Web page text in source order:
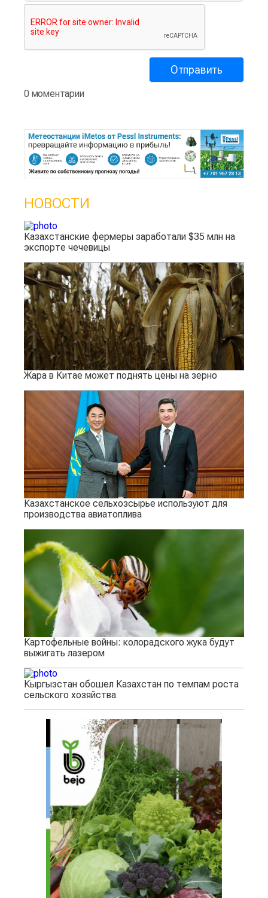
0 моментарии
НОВОСТИ
Казахстанские фермеры заработали $35 млн на
экспорте чечевицы
Жара в Китае может поднять цены на зерно
Казахстанское сельхозсырье используют для
производства авиатоплива
Картофельные войны: колорадского жука будут
выжигать лазером
Кыргызстан обошел Казахстан по темпам роста
сельского хозяйства